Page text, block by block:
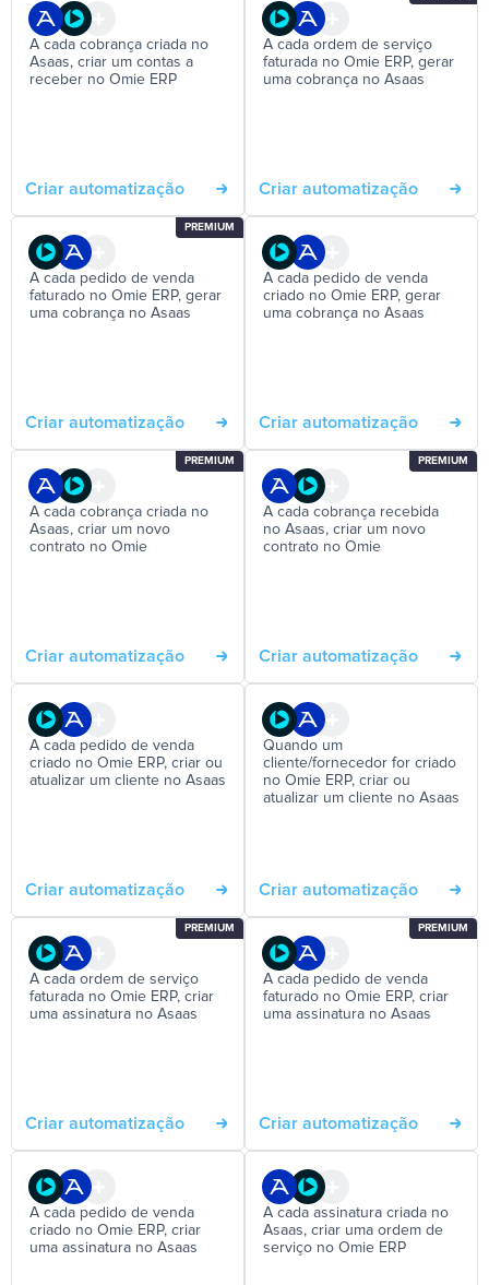
A cada cobrança criada no
Asaas, criar um contas a
receber no Omie ERP
Criar automatização
A cada ordem de serviço
faturada no Omie ERP, gerar
uma cobrança no Asaas
Criar automatização
PREMIUM
A cada pedido de venda
faturado no Omie ERP, gerar
uma cobrança no Asaas
Criar automatização
A cada pedido de venda
criado no Omie ERP, gerar
uma cobrança no Asaas
Criar automatização
PREMIUM
A cada cobrança criada no
Asaas, criar um novo
contrato no Omie
Criar automatização
PREMIUM
A cada cobrança recebida
no Asaas, criar um novo
contrato no Omie
Criar automatização
A cada pedido de venda
criado no Omie ERP, criar ou
atualizar um cliente no Asaas
Criar automatização
Quando um
cliente/fornecedor for criado
no Omie ERP, criar ou
atualizar um cliente no Asaas
Criar automatização
PREMIUM
A cada ordem de serviço
faturada no Omie ERP, criar
uma assinatura no Asaas
Criar automatização
PREMIUM
A cada pedido de venda
faturado no Omie ERP, criar
uma assinatura no Asaas
Criar automatização
A cada pedido de venda
criado no Omie ERP, criar
uma assinatura no Asaas
A cada assinatura criada no
Asaas, criar uma ordem de
serviço no Omie ERP